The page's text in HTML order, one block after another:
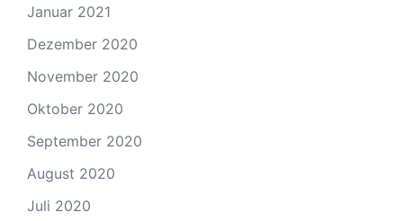
Januar 2021
Dezember 2020
November 2020
Oktober 2020
September 2020
August 2020
Juli 2020